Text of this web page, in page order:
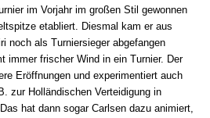
im Vorjahr im großen Stil gewonnen
etabliert. Diesmal kam er aus
noch als Turniersieger abgefangen
immer frischer Wind in ein Turnier. Der
Eröffnungen und experimentiert auch
zur Holländischen Verteidigung in
hat dann sogar Carlsen dazu animiert,